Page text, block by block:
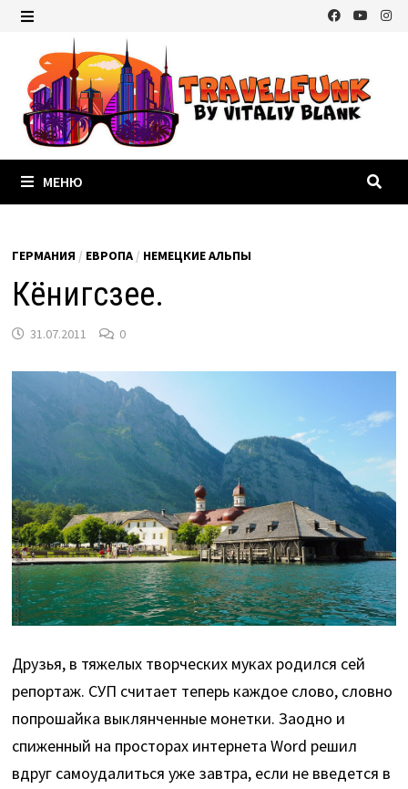
Перейти
содержимому
МЕНЮ
ГЕРМАНИЯ / ЕВРОПА / НЕМЕЦКИЕ АЛЬПЫ
Кёнигсзее.
31.07.2011 0
Друзья, в тяжелых творческих муках родился сей
репортаж. СУП считает теперь каждое слово, словно
попрошайка выклянченные монетки. Заодно и
спиженный на просторах интернета Word решил
вдруг самоудалиться уже завтра, если не введется в